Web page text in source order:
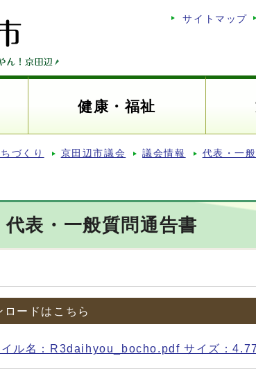
サイトマップ
健康・福祉
づくり 京田辺市議会 議会情報 代表・一
表・一般質問通告書
ードはこちら
ル名：R3daihyou_bocho.pdf サイズ：